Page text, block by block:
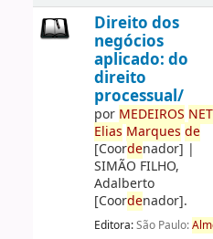
Direito dos
negócios
aplicado: do
direito
processual/
por MEDEIROS
Elias Marques de
[Coordenador] |
SIMÃO FILHO,
Adalberto
[Coordenador].
Editora:São Paulo: